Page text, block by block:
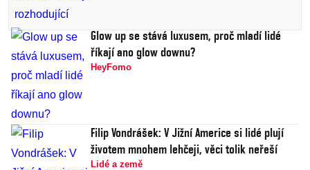
Glow up se stává luxusem, proč mladí lidé
říkají ano glow downu?
HeyFomo
Filip Vondrášek: V Jižní Americe si lidé plují
životem mnohem lehčeji, věci tolik neřeší
Lidé a země